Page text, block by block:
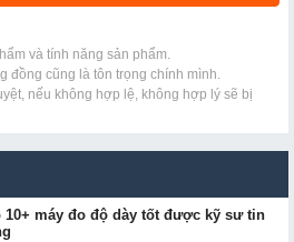
và tính năng sản phẩm.
đồng cũng là tôn trọng chính mình.
nếu không hợp lệ, không hợp lý sẽ bị
10+ máy đo độ dày tốt được kỹ sư tin